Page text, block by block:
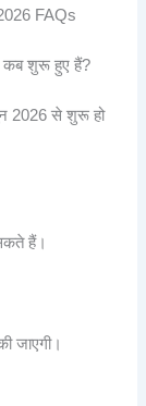
FAQs
कब शुरू हुए हैं?
2026 से शुरू हो
हैं।
जाएगी।